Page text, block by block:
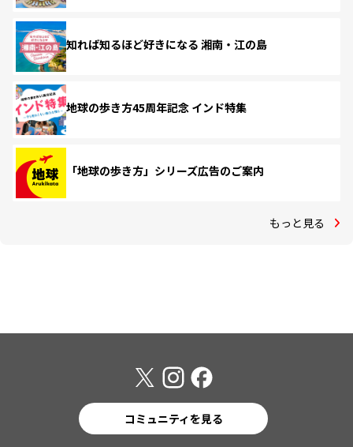
知れば知るほど好きになる 湘南・江の島
地球の歩き方45周年記念 インド特集
「地球の歩き方」シリーズ広告のご案内
もっと見る
コミュニティを見る